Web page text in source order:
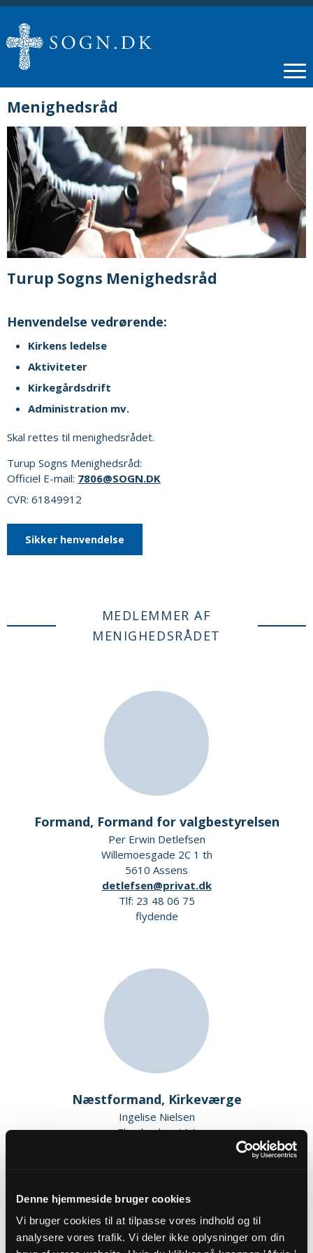
Denne hjemmeside bruger cookies
Vi bruger cookies til at tilpasse vores indhold og til
analysere vores trafik. Vi deler ikke oplysninger om din
Menighedsråd
Turup Sogns Menighedsråd
Henvendelse vedrørende:
Kirkens ledelse
Aktiviteter
Kirkegårdsdrift
Administration mv.
Skal rettes til menighedsrådet.
Turup Sogns Menighedsråd:
Officiel E-mail: 7806@SOGN.DK
CVR: 61849912
Sikker henvendelse
MEDLEMMER AF
MENIGHEDSRÅDET
Formand, Formand for valgbestyrelsen
Per Erwin Detlefsen
Willemoesgade 2C 1 th
5610 Assens
detlefsen@privat.dk
Tlf: 23 48 06 75
flydende
Næstformand, Kirkeværge
Ingelise Nielsen
Elmelundsvej 14